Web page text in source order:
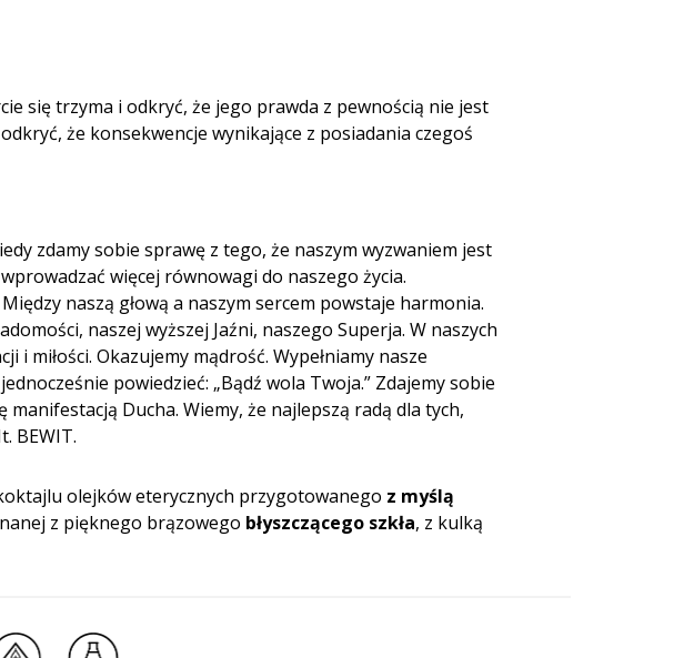
się trzyma i odkryć, że jego prawda z pewnością nie jest
że konsekwencje wynikające z posiadania czegoś
zdamy sobie sprawę z tego, że naszym wyzwaniem jest
więcej równowagi do naszego życia.
naszą głową a naszym sercem powstaje harmonia.
naszej wyższej Jaźni, naszego Superja. W naszych
i miłości. Okazujemy mądrość. Wypełniamy nasze
powiedzieć: „Bądź wola Twoja.” Zdajemy sobie
Ducha. Wiemy, że najlepszą radą dla tych,
BEWIT.
olejków eterycznych przygotowanego z myślą
z pięknego brązowego błyszczącego szkła, z kulką